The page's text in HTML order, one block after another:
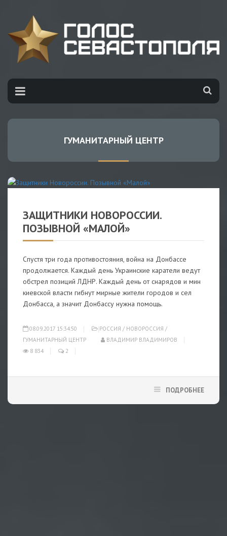
ГУМАНИТАРНЫЙ ЦЕНТР
ЗАЩИТНИКИ НОВОРОССИИ.
ПОЗЫВНОЙ «МАЛОЙ»
Спустя три года противостояния, война на Донбассе
продолжается. Каждый день Украинские каратели ведут
обстрел позиций ЛДНР. Каждый день от снарядов и мин
киевской власти гибнут мирные жители городов и сел
Донбасса, а значит Донбассу нужна помощь.
08.09.2017 15:34:50 РОССИЯ / НОВОРОССИЯ /
ГУМАНИТАРНЫЙ ЦЕНТР
ВЛАДИМИР ВЛАДИМИРОВ
8 834
2
ПОДРОБНЕЕ